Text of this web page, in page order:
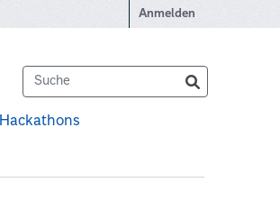
Anmelden
Hackathons